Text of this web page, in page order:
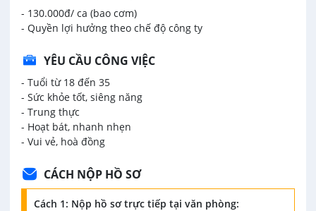
- 130.000đ/ ca (bao cơm)
- Quyền lợi hưởng theo chế độ công ty
YÊU CẦU CÔNG VIỆC
- Tuổi từ 18 đến 35
- Sức khỏe tốt, siêng năng
- Trung thực
- Hoạt bát, nhanh nhẹn
- Vui vẻ, hoà đồng
CÁCH NỘP HỒ SƠ
Cách 1: Nộp hồ sơ trực tiếp tại văn phòng: